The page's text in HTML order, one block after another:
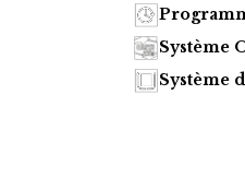
Système
Système